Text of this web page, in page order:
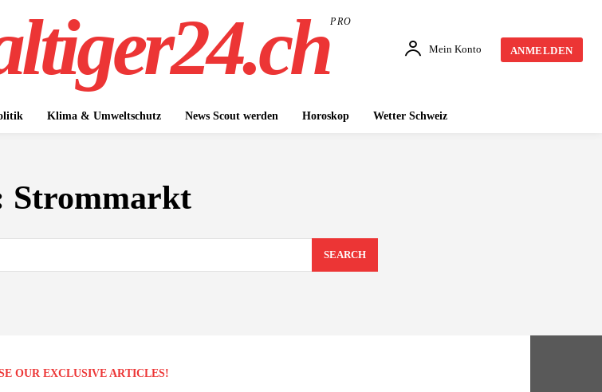
PRO
Mein Konto ANMELDEN
Klima & Umweltschutz News Scout werden Horoskop Wetter Schweiz
Strommarkt
SEARCH
OUR EXCLUSIVE ARTICLES!